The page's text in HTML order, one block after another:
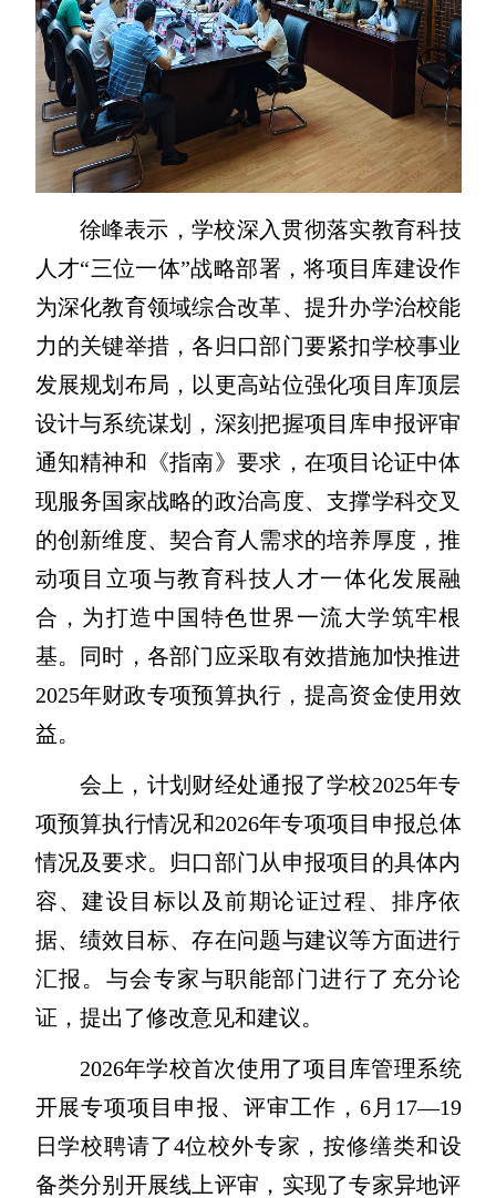
徐峰表示，学校深入贯彻落实教育科技
人才“三位一体”战略部署，将项目库建设作
为深化教育领域综合改革、提升办学治校能
力的关键举措，各归口部门要紧扣学校事业
发展规划布局，以更高站位强化项目库顶层
设计与系统谋划，深刻把握项目库申报评审
通知精神和《指南》要求，在项目论证中体
现服务国家战略的政治高度、支撑学科交叉
的创新维度、契合育人需求的培养厚度，推
动项目立项与教育科技人才一体化发展融
合，为打造中国特色世界一流大学筑牢根
基。同时，各部门应采取有效措施加快推进
2025年财政专项预算执行，提高资金使用效
益。
会上，计划财经处通报了学校2025年专
项预算执行情况和2026年专项项目申报总体
情况及要求。归口部门从申报项目的具体内
容、建设目标以及前期论证过程、排序依
据、绩效目标、存在问题与建议等方面进行
汇报。与会专家与职能部门进行了充分论
证，提出了修改意见和建议。
2026年学校首次使用了项目库管理系统
开展专项项目申报、评审工作，6月17—19
日学校聘请了4位校外专家，按修缮类和设
备类分别开展线上评审，实现了专家异地评